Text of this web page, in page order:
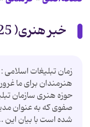
خبر هنری( 25 مهر)
زمان تبلیغات اسلامی
هنرمندان برای ما
حوزه هنری سازمان
صفوی که به عنوان
شده است با بیان این